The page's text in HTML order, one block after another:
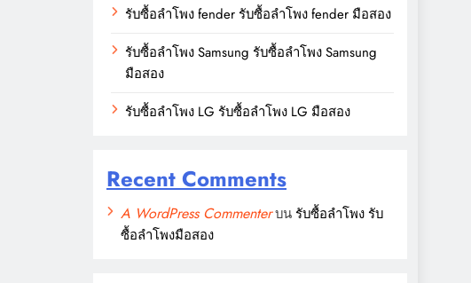
รับซื้อลำโพง fender รับซื้อลำโพง fender มือสอง
รับซื้อลำโพง Samsung รับซื้อลำโพง Samsung
มือสอง
รับซื้อลำโพง LG รับซื้อลำโพง LG มือสอง
Recent Comments
A WordPress Commenterบน รับซื้อลำโพง รับ
ซื้อลำโพงมือสอง